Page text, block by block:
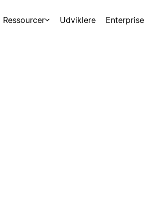
Ressourcer Udviklere Enterprise